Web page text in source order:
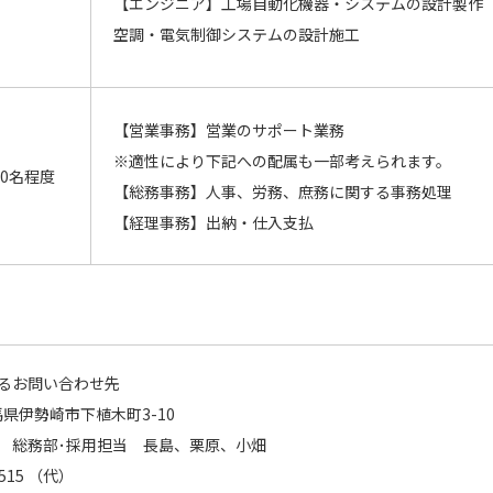
空調・電気制御システムの設計施工
名程度
【営業事務】営業のサポート業務
※適性により下記への配属も一部考えられます。
【総務事務】人事、労務、庶務に関する事務処理
【経理事務】出納・仕入支払
お問い合わせ先
伊勢崎市下植木町3-10
総務部･採用担当 長島、栗原、小畑
（代）